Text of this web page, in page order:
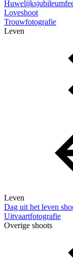
Loveshoot
Trouwfotografie
Leven
Leven
Dag uit het leven
Uitvaartfotografie
Overige shoots